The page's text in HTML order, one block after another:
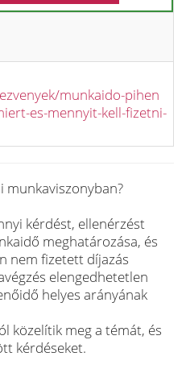
munkaido-pihen
es-mennyit-kell-fizetni-
munkaviszonyban?
kérdést, ellenérzést
meghatározása, és
nem fizetett díjazás
elengedhetetlen
helyes arányának
közelítik meg a témát, és
kérdéseket.